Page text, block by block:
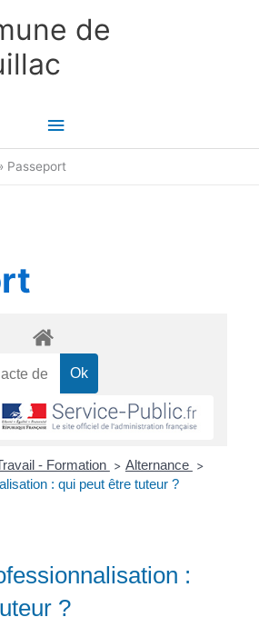
de
Menu
principal
Passeport
- Formation > Alternance >
: qui peut être tuteur ?
:
?